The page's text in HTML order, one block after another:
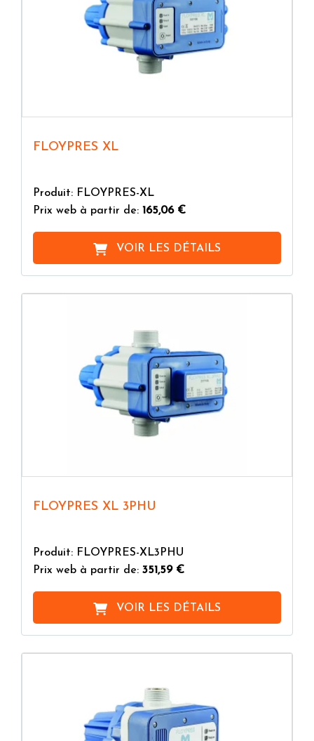
FLOYPRES XL
Produit: FLOYPRES-XL
Prix web à partir de: 165,06 €
VOIR LES DÉTAILS
FLOYPRES XL 3PHU
Produit: FLOYPRES-XL3PHU
Prix web à partir de: 351,59 €
VOIR LES DÉTAILS